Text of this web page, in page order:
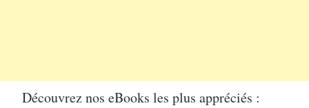
Découvrez nos eBooks les plus appréciés :